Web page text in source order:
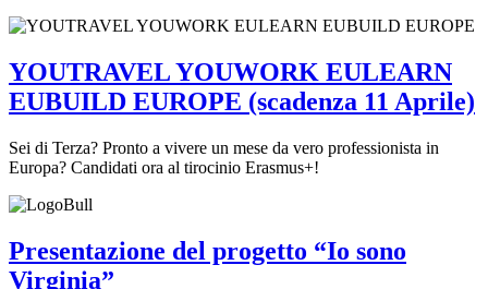
YOUTRAVEL YOUWORK EULEARN
EUBUILD EUROPE (scadenza 11 Aprile)
Sei di Terza? Pronto a vivere un mese da vero professionista in
Europa? Candidati ora al tirocinio Erasmus+!
Presentazione del progetto “Io sono
Virginia”